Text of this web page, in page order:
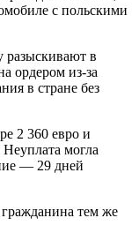
с польскими
разыскивают в
ордером из-за
в стране без
2 360 евро и
могла
— 29 дней
тем же